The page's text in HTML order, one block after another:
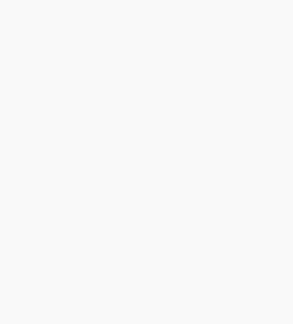
及客戶服務主任陳詠誼憑藉專業
申訴專員嘉許獎公職人員獎。